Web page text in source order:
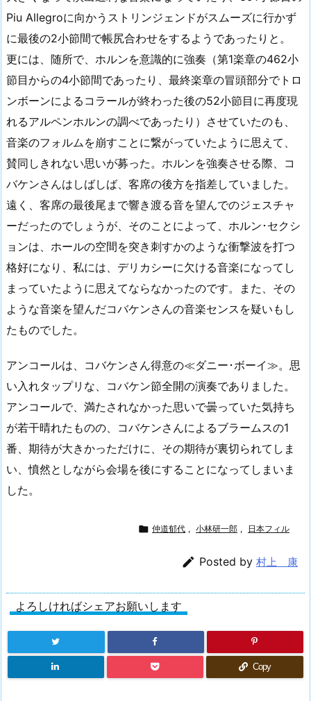
Piu Allegroに向かうストリンジェンドがスムーズに行かず
に最後の2小節間で帳尻合わせをするようであったりと。
更には、随所で、ホルンを意識的に強奏（第1楽章の462小
節目からの4小節間であったり、最終楽章の冒頭部分でトロ
ンボーンによるコラールが終わった後の52小節目に再度現
れるアルペンホルンの調べであったり）させていたのも、
音楽のフォルムを崩すことに繋がっていたように思えて、
賛同しきれない思いが募った。ホルンを強奏させる際、コ
バケンさんはしばしば、客席の後方を指差していました。
遠く、客席の最後尾まで響き渡る音を望んでのジェスチャ
ーだったのでしょうが、そのことによって、ホルン･セクシ
ョンは、ホールの空間を突き刺すかのような衝撃波を打つ
格好になり、私には、デリカシーに欠ける音楽になってし
まっていたように思えてならなかったのです。また、その
ような音楽を望んだコバケンさんの音楽センスを疑いもし
たものでした。
アンコールは、コバケンさん得意の≪ダニー･ボーイ≫。思
い入れタップリな、コバケン節全開の演奏でありました。
アンコールで、満たされなかった思いで曇っていた気持ち
が若干晴れたものの、コバケンさんによるブラームスの1
番、期待が大きかっただけに、その期待が裏切られてしま
い、憤然としながら会場を後にすることになってしまいま
した。
 仲道郁代 , 小林研一郎 , 日本フィル
 Posted by 村上 康
よろしければシェアお願いします
Copy